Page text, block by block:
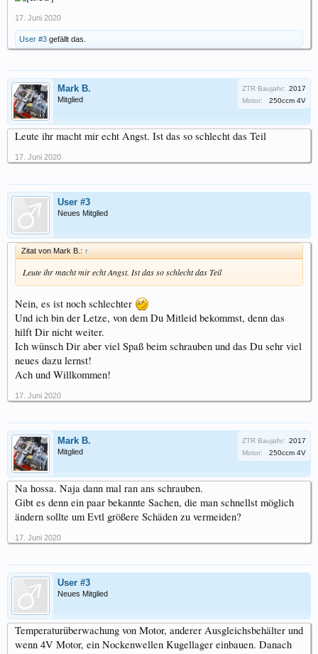
17. Juni 2020
User #3 gefällt das.
Mark B.
Mitglied
ZTR Baujahr: 2017
Motor:
250ccm 4V
Leute ihr macht mir echt Angst. Ist das so schlecht das Teil
17. Juni 2020
User #3
Neues Mitglied
Zitat von Mark B.: ↑
Leute ihr macht mir echt Angst. Ist das so schlecht das Teil
Nein, es ist noch schlechter
Und ich bin der Letze, von dem Du Mitleid bekommst, denn das
hilft Dir nicht weiter.
Ich wünsch Dir aber viel Spaß beim schrauben und das Du sehr viel
neues dazu lernst!
Ach und Willkommen!
17. Juni 2020
Mark B.
Mitglied
ZTR Baujahr: 2017
Motor:
250ccm 4V
Na hossa. Naja dann mal ran ans schrauben.
Gibt es denn ein paar bekannte Sachen, die man schnellst möglich
ändern sollte um Evtl größere Schäden zu vermeiden?
17. Juni 2020
User #3
Neues Mitglied
Temperaturüberwachung von Motor, anderer Ausgleichsbehälter und
wenn 4V Motor, ein Nockenwellen Kugellager einbauen. Danach